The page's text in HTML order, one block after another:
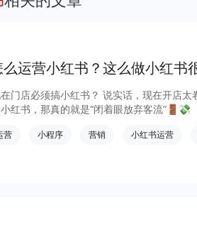
么运营小红书？这么做小红书
门店必须搞小红书？ 说实话，现在开店太
红书，那真的就是“闭着眼放弃客流”🚪💸
营 小程序 营销 小红书运营